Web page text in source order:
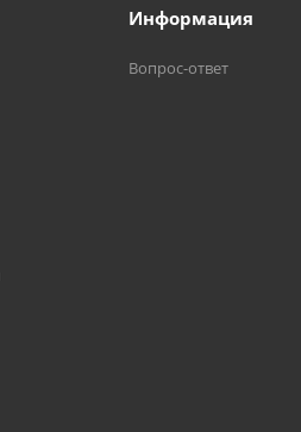
Информация
Вопрос-ответ